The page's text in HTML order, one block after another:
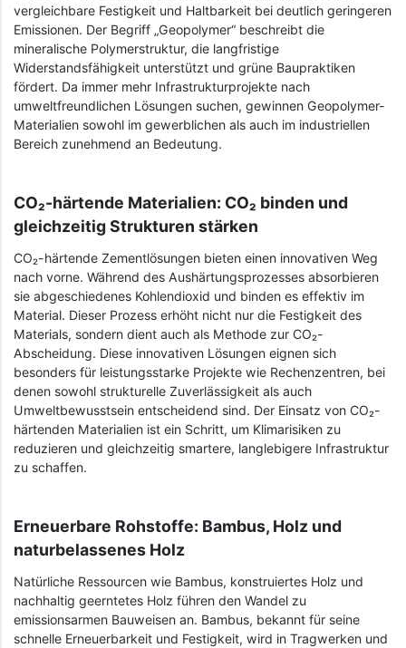
vergleichbare Festigkeit und Haltbarkeit bei deutlich geringeren
Emissionen. Der Begriff „Geopolymer“ beschreibt die
mineralische Polymerstruktur, die langfristige
Widerstandsfähigkeit unterstützt und grüne Baupraktiken
fördert. Da immer mehr Infrastrukturprojekte nach
umweltfreundlichen Lösungen suchen, gewinnen Geopolymer-
Materialien sowohl im gewerblichen als auch im industriellen
Bereich zunehmend an Bedeutung.
CO₂-härtende Materialien: CO₂ binden und
gleichzeitig Strukturen stärken
CO₂-härtende Zementlösungen bieten einen innovativen Weg
nach vorne. Während des Aushärtungsprozesses absorbieren
sie abgeschiedenes Kohlendioxid und binden es effektiv im
Material. Dieser Prozess erhöht nicht nur die Festigkeit des
Materials, sondern dient auch als Methode zur CO₂-
Abscheidung. Diese innovativen Lösungen eignen sich
besonders für leistungsstarke Projekte wie Rechenzentren, bei
denen sowohl strukturelle Zuverlässigkeit als auch
Umweltbewusstsein entscheidend sind. Der Einsatz von CO₂-
härtenden Materialien ist ein Schritt, um Klimarisiken zu
reduzieren und gleichzeitig smartere, langlebigere Infrastruktur
zu schaffen.
Erneuerbare Rohstoffe: Bambus, Holz und
naturbelassenes Holz
Natürliche Ressourcen wie Bambus, konstruiertes Holz und
nachhaltig geerntetes Holz führen den Wandel zu
emissionsarmen Bauweisen an. Bambus, bekannt für seine
schnelle Erneuerbarkeit und Festigkeit, wird in Tragwerken und